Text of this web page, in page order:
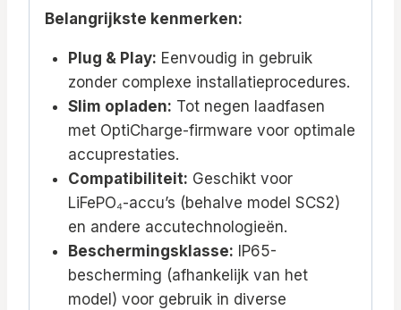
Belangrijkste kenmerken:
Plug & Play: Eenvoudig in gebruik
zonder complexe installatieprocedures.
Slim opladen: Tot negen laadfasen
met OptiCharge-firmware voor optimale
accuprestaties.
Compatibiliteit: Geschikt voor
LiFePO₄-accu’s (behalve model SCS2)
en andere accutechnologieën.
Beschermingsklasse: IP65-
bescherming (afhankelijk van het
model) voor gebruik in diverse